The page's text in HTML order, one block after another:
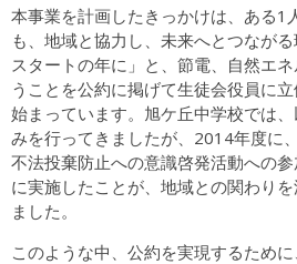
本事業を計画したきっかけは、ある1
も、地域と協力し、未来へとつなが
スタートの年に」と、節電、自然エ
うことを公約に掲げて生徒会役員に
始まっています。旭ケ丘中学校では
みを行ってきましたが、2014年度に
不法投棄防止への意識啓発活動への
に実施したことが、地域との関わり
ました。
このような中、公約を実現するため